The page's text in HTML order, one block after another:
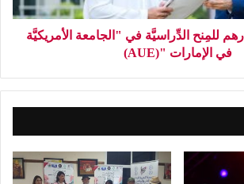
للمِنح الدِّراسيَّة في "الجامعة الأمريكيَّة
في الإمارات "(AUE)